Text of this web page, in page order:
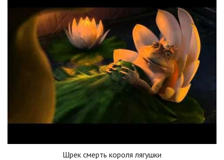
Шрек смерть короля лягушки